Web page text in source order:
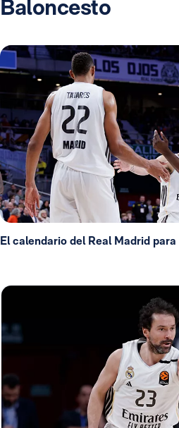
Baloncesto
El calendario del Real Madrid